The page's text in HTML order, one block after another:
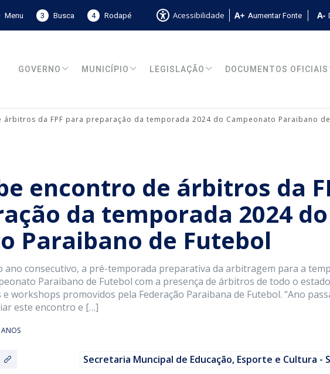
Menu 3 Busca 4 Rodapé Acessibilidade Aumentar Fonte
GOVERNO MUNICÍPIO LEGISLAÇÃO DOCUMENTOS OFICIAIS
árbitros da FPF para preparação da temporada 2024 do Campeonato Paraibano
encontro de árbitros da
da temporada 2024 do
Paraibano de Futebol
ano consecutivo, a pré-temporada preparativa da arbitragem para a
Paraibano de Futebol com a presença de árbitros de todo o
workshops promovidos pela Federação Paraibana de Futebol. “Ano
este encontro e […]
Secretaria Muncipal de Educação, Esporte e Cultura -